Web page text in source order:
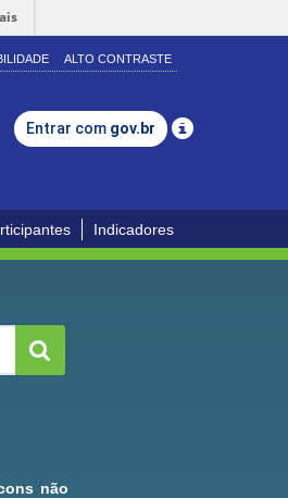
ALTO CONTRASTE
Entrar com gov.br
Indicadores
não